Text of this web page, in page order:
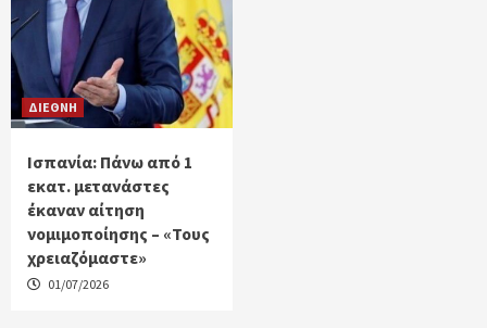
ΔΙΕΘΝΗ
Ισπανία: Πάνω από 1
εκατ. μετανάστες
έκαναν αίτηση
νομιμοποίησης – «Τους
χρειαζόμαστε»
01/07/2026